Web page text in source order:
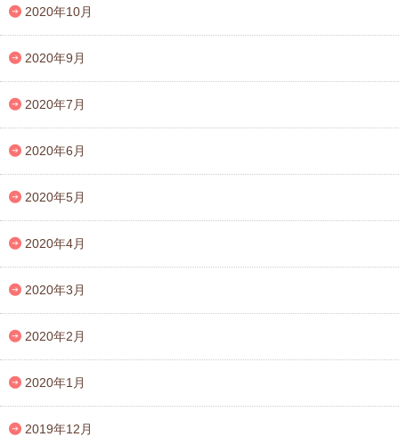
2020年10月
2020年9月
2020年7月
2020年6月
2020年5月
2020年4月
2020年3月
2020年2月
2020年1月
2019年12月